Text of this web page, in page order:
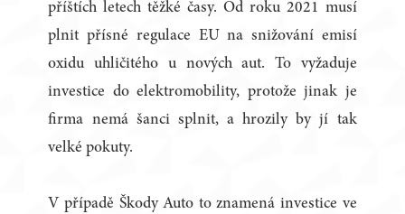
příštích letech těžké časy. Od roku 2021 musí
plnit přísné regulace EU na snižování emisí
oxidu uhličitého u nových aut. To vyžaduje
investice do elektromobility, protože jinak je
firma nemá šanci splnit, a hrozily by jí tak
velké pokuty.
V případě Škody Auto to znamená investice ve